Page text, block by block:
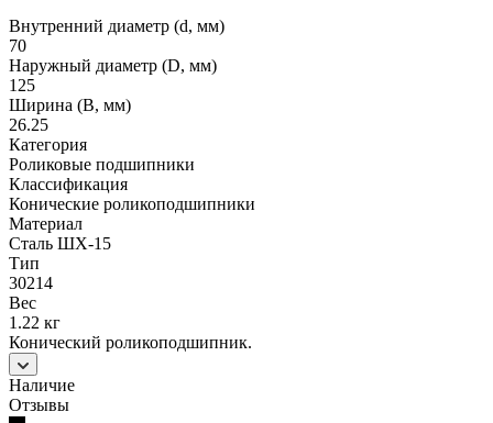
Внутренний диаметр (d, мм)
70
Наружный диаметр (D, мм)
125
Ширина (B, мм)
26.25
Категория
Роликовые подшипники
Классификация
Конические роликоподшипники
Материал
Сталь ШХ-15
Тип
30214
Вес
1.22 кг
Конический роликоподшипник.
Наличие
Отзывы